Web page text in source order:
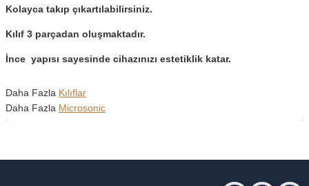
Kolayca takıp çıkartılabilirsiniz.
Kılıf 3 parçadan oluşmaktadır.
İnce yapısı sayesinde cihazınızı estetiklik katar.
Daha Fazla Kılıflar
Daha Fazla Microsonic